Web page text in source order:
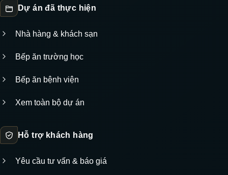
Dự án đã thực hiện
Nhà hàng & khách sạn
Bếp ăn trường học
Bếp ăn bệnh viện
Xem toàn bộ dự án
Hỗ trợ khách hàng
Yêu cầu tư vấn & báo giá